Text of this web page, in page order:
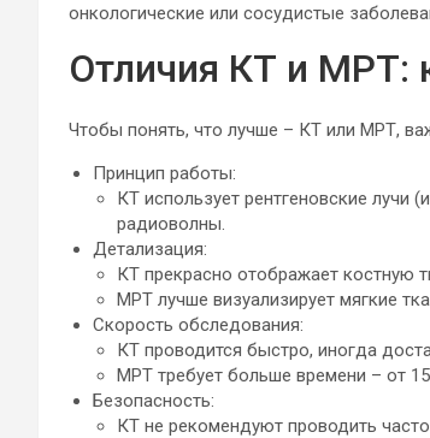
онкологические или сосудистые
Отличия КТ и МРТ:
Чтобы понять, что лучше – КТ или МРТ,
Принцип работы:
КТ использует рентгеновские
радиоволны.
Детализация:
КТ прекрасно отображает костную
МРТ лучше визуализирует мягкие
Скорость обследования:
КТ проводится быстро, иногда
МРТ требует больше времени – от
Безопасность:
КТ не рекомендуют проводить